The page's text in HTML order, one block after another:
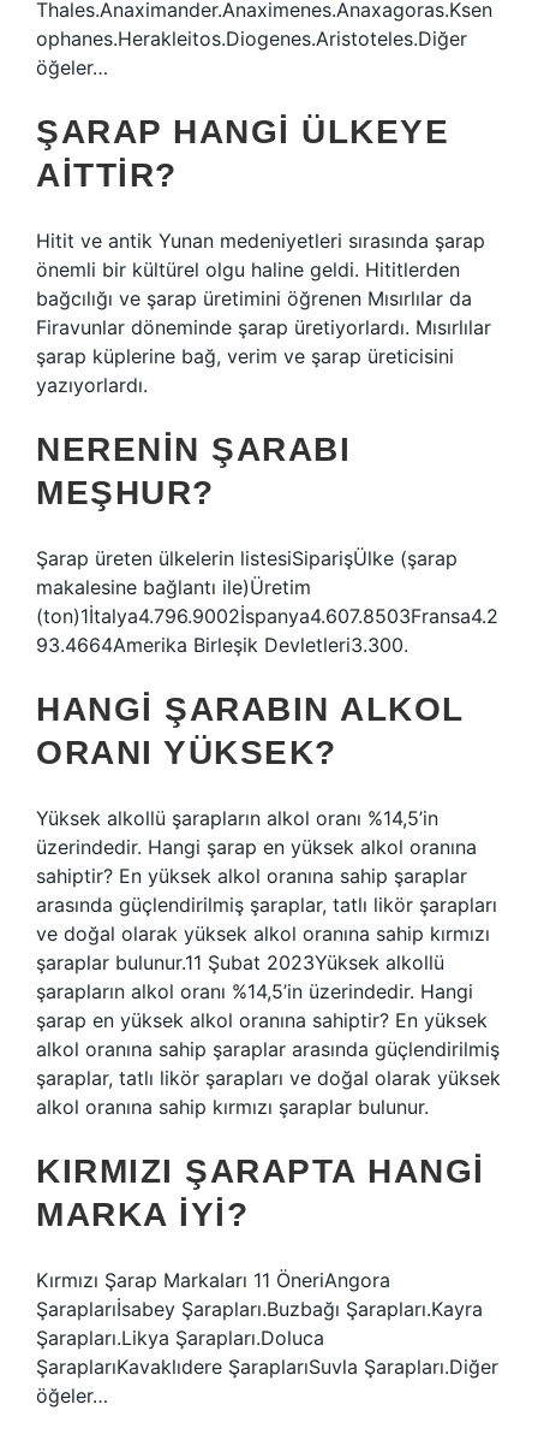
Thales.Anaximander.Anaximenes.Anaxagoras.Ksen
ophanes.Herakleitos.Diogenes.Aristoteles.Diğer
öğeler…
ŞARAP HANGI ÜLKEYE
AITTIR?
Hitit ve antik Yunan medeniyetleri sırasında şarap
önemli bir kültürel olgu haline geldi. Hititlerden
bağcılığı ve şarap üretimini öğrenen Mısırlılar da
Firavunlar döneminde şarap üretiyorlardı. Mısırlılar
şarap küplerine bağ, verim ve şarap üreticisini
yazıyorlardı.
NERENIN ŞARABI
MEŞHUR?
Şarap üreten ülkelerin listesiSiparişÜlke (şarap
makalesine bağlantı ile)Üretim
(ton)1İtalya4.796.9002İspanya4.607.8503Fransa4.2
93.4664Amerika Birleşik Devletleri3.300.
HANGI ŞARABIN ALKOL
ORANI YÜKSEK?
Yüksek alkollü şarapların alkol oranı %14,5’in
üzerindedir. Hangi şarap en yüksek alkol oranına
sahiptir? En yüksek alkol oranına sahip şaraplar
arasında güçlendirilmiş şaraplar, tatlı likör şarapları
ve doğal olarak yüksek alkol oranına sahip kırmızı
şaraplar bulunur.11 Şubat 2023Yüksek alkollü
şarapların alkol oranı %14,5’in üzerindedir. Hangi
şarap en yüksek alkol oranına sahiptir? En yüksek
alkol oranına sahip şaraplar arasında güçlendirilmiş
şaraplar, tatlı likör şarapları ve doğal olarak yüksek
alkol oranına sahip kırmızı şaraplar bulunur.
KIRMIZI ŞARAPTA HANGI
MARKA IYI?
Kırmızı Şarap Markaları 11 ÖneriAngora
Şaraplarıİsabey Şarapları.Buzbağı Şarapları.Kayra
Şarapları.Likya Şarapları.Doluca
ŞaraplarıKavaklıdere ŞaraplarıSuvla Şarapları.Diğer
öğeler…